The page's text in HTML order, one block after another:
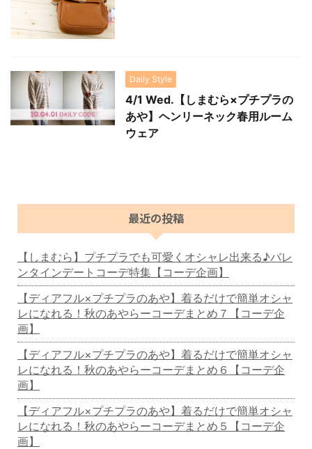
Daily Style
4/1 Wed.【しまむら×プチプラの
あや】ヘンリーネック春用ルーム
ウェア
最近の投稿
【しまむら】プチプラでも可愛くオシャレ出来る♪バレ
ンタインデートコーデ特集【コーデ企画】
【ディアフル×プチプラのあや】着るだけで簡単オシャ
レになれる！秋のあやらーコーデまとめ７【コーデ企
画】
【ディアフル×プチプラのあや】着るだけで簡単オシャ
レになれる！秋のあやらーコーデまとめ６【コーデ企
画】
【ディアフル×プチプラのあや】着るだけで簡単オシャ
レになれる！秋のあやらーコーデまとめ５【コーデ企
画】